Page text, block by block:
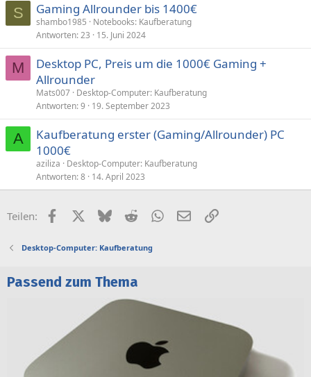
S Gaming Allrounder bis 1400€
shambo1985
Notebooks: Kaufberatung
Antworten 23 15. Juni 2024
M
Desktop PC, Preis um die 1000€ Gaming +
Allrounder
Mats007 Desktop-Computer: Kaufberatung
Antworten 9 19. September 2023
A
Kaufberatung erster (Gaming/Allrounder) PC
1000€
aziliza
Desktop-Computer: Kaufberatung
Antworten 8 14. April 2023
Teilen: FacebookX (Twitter)
BlueskyRedditWhatsApp
E-MailLink
Desktop-Computer: Kaufberatung
Passend zum Thema